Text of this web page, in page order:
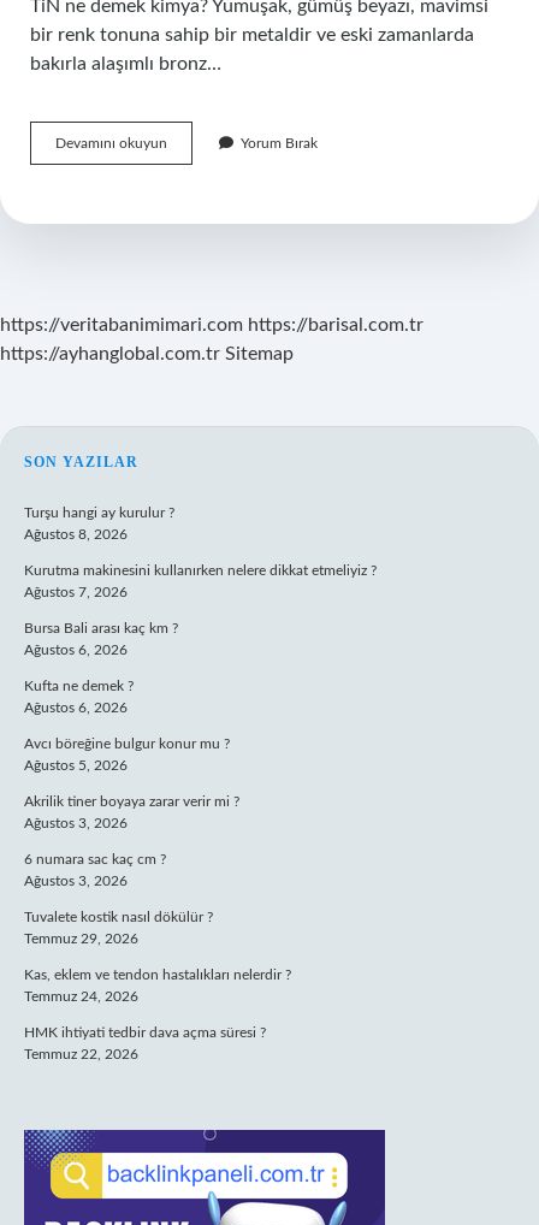
TiN ne demek kimya? Yumuşak, gümüş beyazı, mavimsi
bir renk tonuna sahip bir metaldir ve eski zamanlarda
bakırla alaşımlı bronz…
Devamını okuyun
Kaplama
Yorum Bırak
https://veritabanimimari.com https://barisal.com.tr
https://ayhanglobal.com.tr Sitemap
SIDEBAR
SON YAZILAR
Turşu hangi ay kurulur ?
Ağustos 8, 2026
Kurutma makinesini kullanırken nelere dikkat etmeliyiz ?
Ağustos 7, 2026
Bursa Bali arası kaç km ?
Ağustos 6, 2026
Kufta ne demek ?
Ağustos 6, 2026
Avcı böreğine bulgur konur mu ?
Ağustos 5, 2026
Akrilik tiner boyaya zarar verir mi ?
Ağustos 3, 2026
6 numara sac kaç cm ?
Ağustos 3, 2026
Tuvalete kostik nasıl dökülür ?
Temmuz 29, 2026
Kas, eklem ve tendon hastalıkları nelerdir ?
Temmuz 24, 2026
HMK ihtiyati tedbir dava açma süresi ?
Temmuz 22, 2026